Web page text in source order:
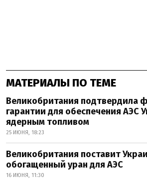
МАТЕРИАЛЫ ПО ТЕМЕ
Великобритания подтвердила
гарантии для обеспечения АЭС
ядерным топливом
25 ИЮНЯ, 18:23
Великобритания поставит
обогащенный уран для АЭС
16 ИЮНЯ, 11:30